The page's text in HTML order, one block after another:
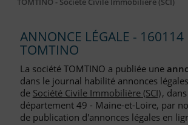
Annonces Légales Publiées
Journaux Habilités (JAL) Annonces Légales
Départements pour la Publication
Liste des Greffes
Liste des CCI
ANNONCE LÉGALE - 160114
TOMTINO
La société TOMTINO a publiée une
dans le journal habilité annonces légales
de Société Civile Immobilière (SCI),
département 49 - Maine-et-Loire, par
de publication d'annonces légales en